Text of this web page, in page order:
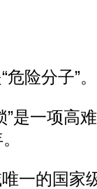
险分子”。
一项高难
的国家